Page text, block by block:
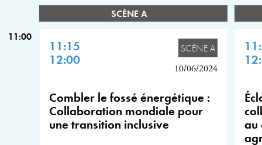
SCÈNE A
11:00
11:15
12:00
SCÈNE A
10/06/2024
Combler le fossé énergétique :
Collaboration mondiale pour
une transition inclusive au